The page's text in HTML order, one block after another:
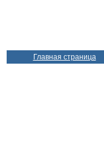
Главная страница